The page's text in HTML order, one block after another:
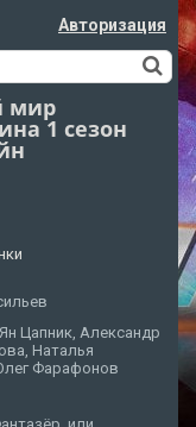
Авторизация
мир
1 сезон
Цапник, Александр
Наталья
Фарафонов